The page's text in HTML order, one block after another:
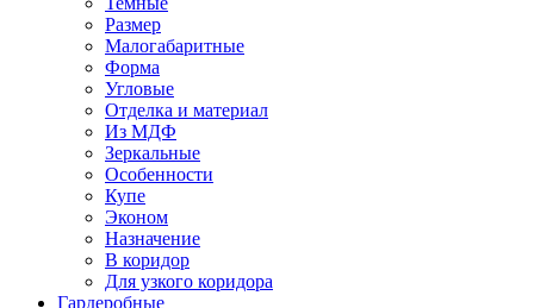
Размер
Малогабаритные
Форма
Угловые
Отделка и материал
Из МДФ
Зеркальные
Особенности
Купе
Эконом
Назначение
В коридор
Для узкого коридора
Гардеробные